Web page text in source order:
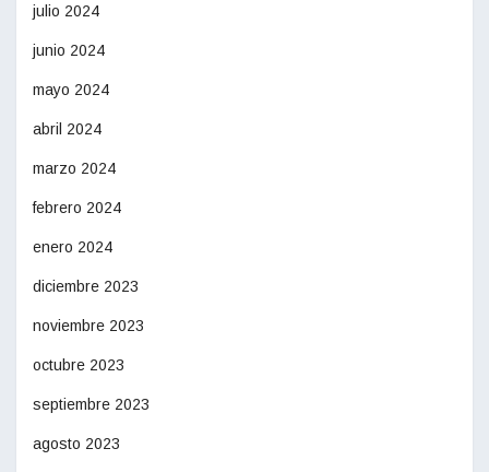
julio 2024
junio 2024
mayo 2024
abril 2024
marzo 2024
febrero 2024
enero 2024
diciembre 2023
noviembre 2023
octubre 2023
septiembre 2023
agosto 2023